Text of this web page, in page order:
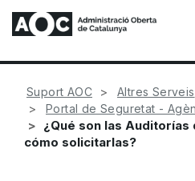
Suport AOC
Altres Serveis
Portal de Seguretat -
¿Qué son las
cómo solicitarlas?